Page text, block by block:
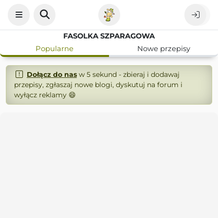
FASOLKA SZPARAGOWA
Popularne
Nowe przepisy
Dołącz do nasw 5 sekund - zbieraj i dodawaj
przepisy, zgłaszaj nowe blogi, dyskutuj na forum i
wyłącz reklamy 😄